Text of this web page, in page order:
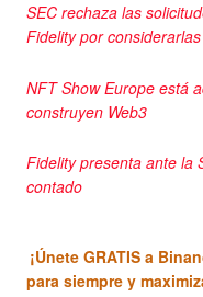
SEC rechaza las
Fidelity por considerarlas
NFT Show Europe está
construyen Web3
Fidelity presenta ante la
contado
¡Únete GRATIS a
para siempre y